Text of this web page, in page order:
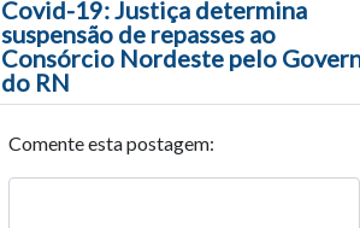
Covid-19: Justiça determina
suspensão de repasses ao
Consórcio Nordeste pelo
do RN
Comente esta postagem: